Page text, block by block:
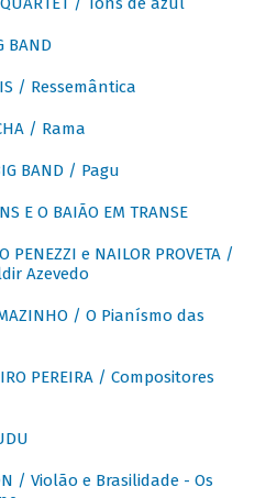
BAND
/ Ressemântica
/ Rama
BAND / Pagu
E O BAIÃO EM TRANSE
PENEZZI e NAILOR PROVETA /
Azevedo
/ O Pianísmo das
PEREIRA / Compositores
/ Violão e Brasilidade - Os